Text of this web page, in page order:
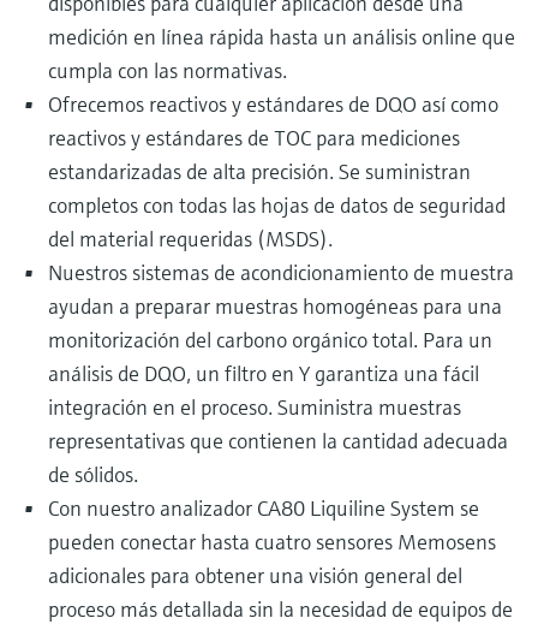
medición en línea rápida hasta un análisis online que
cumpla con las normativas.
Ofrecemos reactivos y estándares de DQO así como
reactivos y estándares de TOC para mediciones
estandarizadas de alta precisión. Se suministran
completos con todas las hojas de datos de seguridad
del material requeridas (MSDS).
Nuestros sistemas de acondicionamiento de muestra
ayudan a preparar muestras homogéneas para una
monitorización del carbono orgánico total. Para un
análisis de DQO, un filtro en Y garantiza una fácil
integración en el proceso. Suministra muestras
representativas que contienen la cantidad adecuada
de sólidos.
Con nuestro analizador CA80 Liquiline System se
pueden conectar hasta cuatro sensores Memosens
adicionales para obtener una visión general del
proceso más detallada sin la necesidad de equipos de